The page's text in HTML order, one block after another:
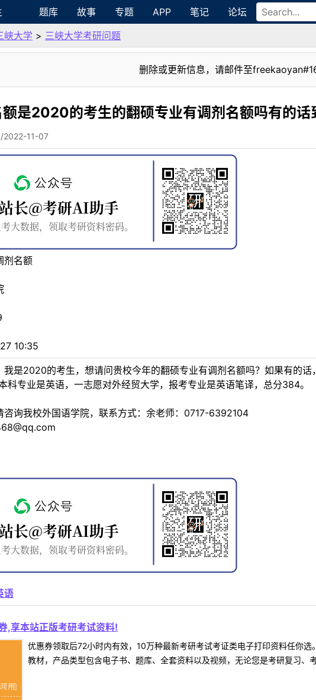
题库 故事 专题 APP 笔记 论坛
峡大学 > 三峡大学考研问题
删除或更新信息，请邮件至
是2020的考生的翻硕专业有调剂名额吗有的话
2022-11-07
剂名额
10:35
我是2020的考生，想请问贵校今年的翻硕专业有调剂名额吗？如果有的
科专业是英语，一志愿对外经贸大学，报考专业是英语笔译，总分384。
咨询我校外国语学院，联系方式：余老师：0717-6392104
语
,享本站正版考研考试资料!
优惠券领取后72小时内有效，10万种最新考研考试考证类电子打印资料任你
教材，产品类型包含电子书、题库、全套资料以及视频，无论您是考研复习